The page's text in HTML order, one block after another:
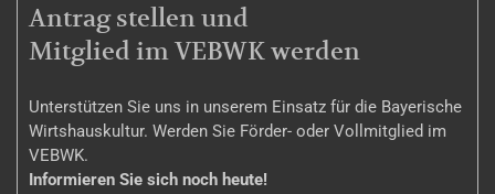
MITGLIEDSCHAFT
Antrag stellen und
Mitglied im VEBWK werden
Unterstützen Sie uns in unserem Einsatz für die Bayerische
Wirtshauskultur. Werden Sie Förder- oder Vollmitglied im
VEBWK.
Informieren Sie sich noch heute!